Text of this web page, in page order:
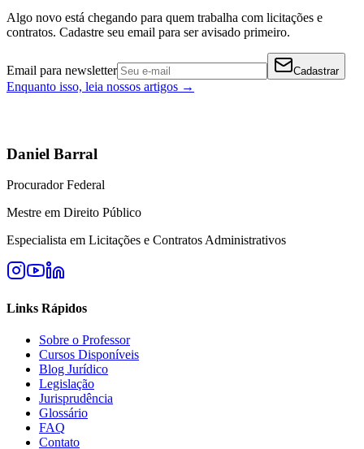
Algo novo está chegando para quem trabalha com licitações e
contratos. Cadastre seu email para ser avisado primeiro.
Email para newsletter Cadastrar
Enquanto isso, leia nossos artigos →
Daniel Barral
Procurador Federal
Mestre em Direito Público
Especialista em Licitações e Contratos Administrativos
Links Rápidos
Sobre o Professor
Cursos Disponíveis
Blog Jurídico
Legislação
Jurisprudência
Glossário
FAQ
Contato